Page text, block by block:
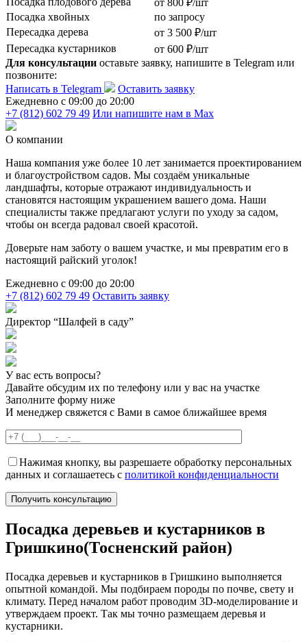
от 800 ₽/шт
Посадка хвойных
по запросу
Пересадка дерева
от 3 500 ₽/шт
Пересадка кустарников
от 600 ₽/шт
Для консультации оставьте заявку, напишите в Telegram или
позвоните:
Написать в Telegram
Оставить заявку
Ежедневно c 09:00 до 20:00
+7 (812) 602 79 49 Или напишите нам в Max
О компании
Наша компания уже более 10 лет занимается проектированием
и благоустройством садов. Мы создаём уникальные
ландшафты, которые отражают индивидуальность и
становятся настоящим украшением вашего дома. Наши
специалисты также предлагают услуги по уходу за садом,
чтобы он всегда радовал своей красотой.
Доверьте нам заботу о вашем участке, и мы превратим его в
настоящий райский уголок!
Ежедневно c 09:00 до 20:00
+7 (812) 602 79 49 Оставить заявку
Директор “Шалфей в саду”
У вас есть вопросы?
Давайте обсудим их по телефону или у вас на участке
Заполните форму ниже
И менеджер свяжется с Вами в самое ближайшее время
Нажимая кнопку, вы разрешаете обработку персональных
данных и соглашаетесь с политикой конфиденциальности
Посадка деревьев и кустарников в
Гришкино(Тосненский район)
Посадка деревьев и кустарников в Гришкино выполняется
опытной командой. Мы подбираем породы по почве, свету и
климату. Перед началом работ проводим 3D-моделирование и
утверждаем проект. Так мы точно размещаем деревья и
кустарники.